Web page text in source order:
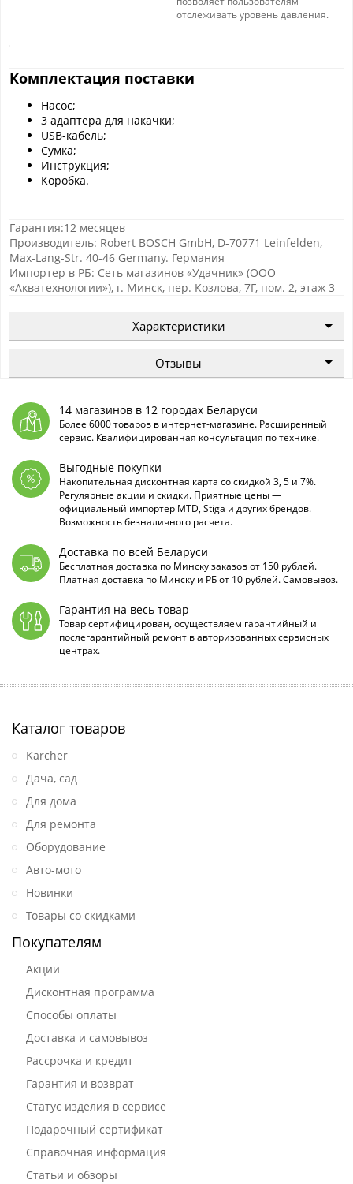
отслеживать уровень давления.
Комплектация поставки
Насос;
3 адаптера для накачки;
USB-кабель;
Сумка;
Инструкция;
Коробка.
Гарантия:12 месяцев
Производитель: Robert BOSCH GmbH, D-70771 Leinfelden,
Max-Lang-Str. 40-46 Germany. Германия
Импортер в РБ: Сеть магазинов «Удачник» (ООО
«Акватехнологии»), г. Минск, пер. Козлова, 7Г, пом. 2, этаж 3
Характеристики
Отзывы
14 магазинов в 12 городах Беларуси
Более 6000 товаров в интернет-магазине. Расширенный
сервис. Квалифицированная консультация по технике.
Выгодные покупки
Накопительная дисконтная карта со скидкой 3, 5 и 7%.
Регулярные акции и скидки. Приятные цены —
официальный импортёр MTD, Stiga и других брендов.
Возможность безналичного расчета.
Доставка по всей Беларуси
Бесплатная доставка по Минску заказов от 150 рублей.
Платная доставка по Минску и РБ от 10 рублей. Самовывоз.
Гарантия на весь товар
Товар сертифицирован, осуществляем гарантийный и
послегарантийный ремонт в авторизованных сервисных
центрах.
Каталог товаров
Karcher
Дача, сад
Для дома
Для ремонта
Оборудование
Авто-мото
Новинки
Товары со скидками
Покупателям
Акции
Дисконтная программа
Способы оплаты
Доставка и самовывоз
Рассрочка и кредит
Гарантия и возврат
Статус изделия в сервисе
Подарочный сертификат
Справочная информация
Статьи и обзоры